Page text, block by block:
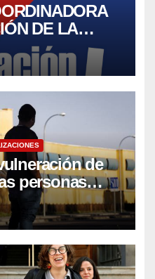
DE LA
la Sanidad)
de
personas
por un
los derechos
y todos los